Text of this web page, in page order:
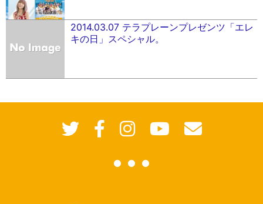
2014.03.07 テラプレーンプレゼンツ「エレ
キの日」スペシャル。